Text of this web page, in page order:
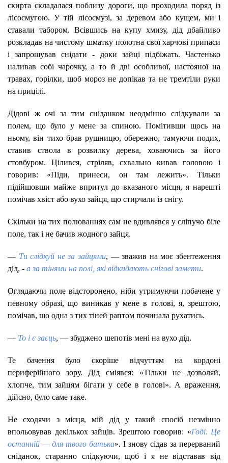
скирта складалася поблизу дороги, що проходила поряд із
лісосмугою. У тій лісосмузі, за деревом або кущем, ми і
ставали табором. Всівшись на купу хмизу, дід дбайливо
розкладав на чистому шматку полотна свої харчові припаси
і запрошував снідати - доки зайці підбіжать. Частенько
наливав собі чарочку, а то й дві особливої, настояної на
травах, горілки, щоб мороз не допікав та не тремтіли руки
на прицілі.
Дідові ж очі за тим сніданком неодмінно слідкували за
полем, що було у мене за спиною. Помітивши щось на
ньому, він тихо брав рушницю, обережно, тамуючи подих,
ставив ствола в розвилку дерева, ховаючись за його
стовбуром. Цілився, стріляв, схвально кивав головою і
говорив: «Піди, принеси, он там лежить». Тільки
підійшовши майже впритул до вказаного місця, я нарешті
помічав хвіст або вухо зайця, що стирчали із снігу.
Скільки на тих полюваннях сам не вдивлявся у сліпучо біле
поле, так і не бачив жодного зайця.
— Ти слідкуй не за зайцями, — зважив на моє збентеження
дід, - а за тінями на полі, які відкидають снігові замети.
Оглядаючи поле відсторонено, ніби утримуючи побачене у
певному образі, що виникав у мене в голові, я, зрештою,
помічав, що одна з тих тіней раптом починала рухатись.
— То і є заєць, — збуджено шепотів мені на вухо дід.
Те бачення було скоріше відчуттям на кордоні
периферійного зору. Дід сміявся: «Тільки не дозволяй,
хлопче, тим зайцям бігати у себе в голові». А враження,
дійсно, було саме таке.
Не сходячи з місця, мій дід у такий спосіб незмінно
впольовував декількох зайців. Зрештою говорив: «Годі. Це
останній — для твого батька». І знову сідав за перерваний
сніданок, старанно слідкуючи, щоб і я не відставав від